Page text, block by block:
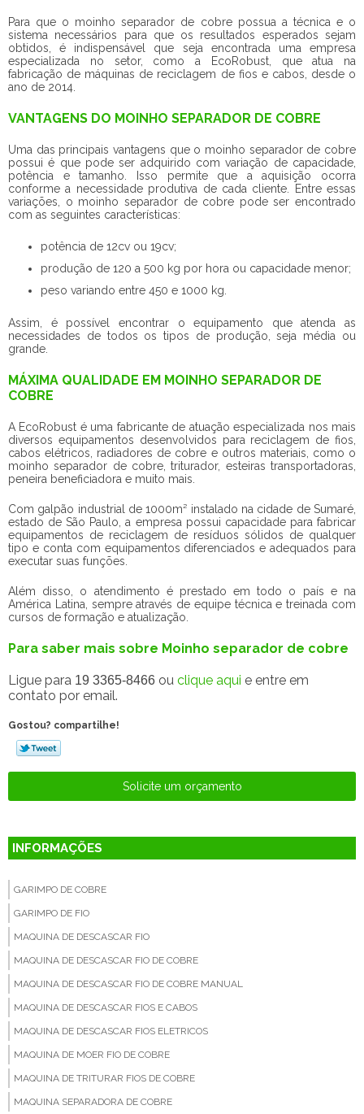
Para que o moinho separador de cobre possua a técnica e o
sistema necessários para que os resultados esperados sejam
obtidos, é indispensável que seja encontrada uma empresa
especializada no setor, como a EcoRobust, que atua na
fabricação de máquinas de reciclagem de fios e cabos, desde o
ano de 2014.
VANTAGENS DO MOINHO SEPARADOR DE COBRE
Uma das principais vantagens que o moinho separador de cobre
possui é que pode ser adquirido com variação de capacidade,
potência e tamanho. Isso permite que a aquisição ocorra
conforme a necessidade produtiva de cada cliente. Entre essas
variações, o moinho separador de cobre pode ser encontrado
com as seguintes características:
potência de 12cv ou 19cv;
produção de 120 a 500 kg por hora ou capacidade menor;
peso variando entre 450 e 1000 kg.
Assim, é possível encontrar o equipamento que atenda as
necessidades de todos os tipos de produção, seja média ou
grande.
MÁXIMA QUALIDADE EM MOINHO SEPARADOR DE
COBRE
A EcoRobust é uma fabricante de atuação especializada nos mais
diversos equipamentos desenvolvidos para reciclagem de fios,
cabos elétricos, radiadores de cobre e outros materiais, como o
moinho separador de cobre, triturador, esteiras transportadoras,
peneira beneficiadora e muito mais.
Com galpão industrial de 1000m² instalado na cidade de Sumaré,
estado de São Paulo, a empresa possui capacidade para fabricar
equipamentos de reciclagem de resíduos sólidos de qualquer
tipo e conta com equipamentos diferenciados e adequados para
executar suas funções.
Além disso, o atendimento é prestado em todo o país e na
América Latina, sempre através de equipe técnica e treinada com
cursos de formação e atualização.
Para saber mais sobre Moinho separador de cobre
Ligue para 19 3365-8466 ou clique aqui e entre em
contato por email.
Gostou? compartilhe!
Solicite um orçamento
INFORMAÇÕES
GARIMPO DE COBRE
GARIMPO DE FIO
MAQUINA DE DESCASCAR FIO
MAQUINA DE DESCASCAR FIO DE COBRE
MAQUINA DE DESCASCAR FIO DE COBRE MANUAL
MAQUINA DE DESCASCAR FIOS E CABOS
MAQUINA DE DESCASCAR FIOS ELETRICOS
MAQUINA DE MOER FIO DE COBRE
MAQUINA DE TRITURAR FIOS DE COBRE
MAQUINA SEPARADORA DE COBRE